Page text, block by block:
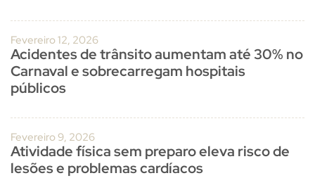
Fevereiro 12, 2026
Acidentes de trânsito aumentam até 30% no
Carnaval e sobrecarregam hospitais
públicos
Fevereiro 9, 2026
Atividade física sem preparo eleva risco de
lesões e problemas cardíacos